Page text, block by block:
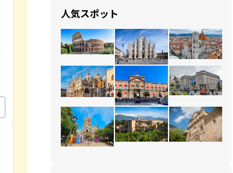
人気スポット